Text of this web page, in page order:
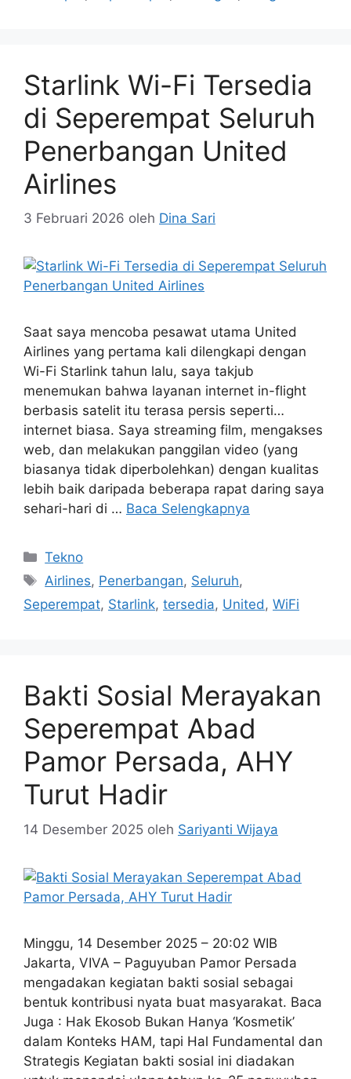
Starlink Wi-Fi Tersedia
di Seperempat Seluruh
Penerbangan United
Airlines
3 Februari 2026 oleh Dina Sari
Saat saya mencoba pesawat utama United
Airlines yang pertama kali dilengkapi dengan
Wi-Fi Starlink tahun lalu, saya takjub
menemukan bahwa layanan internet in-flight
berbasis satelit itu terasa persis seperti…
internet biasa. Saya streaming film, mengakses
web, dan melakukan panggilan video (yang
biasanya tidak diperbolehkan) dengan kualitas
lebih baik daripada beberapa rapat daring saya
sehari-hari di … Baca Selengkapnya
Kategori
Tekno
Tag
Airlines, Penerbangan, Seluruh,
Seperempat, Starlink, tersedia, United, WiFi
Bakti Sosial Merayakan
Seperempat Abad
Pamor Persada, AHY
Turut Hadir
14 Desember 2025 oleh Sariyanti Wijaya
Minggu, 14 Desember 2025 – 20:02 WIB
Jakarta, VIVA – Paguyuban Pamor Persada
mengadakan kegiatan bakti sosial sebagai
bentuk kontribusi nyata buat masyarakat. Baca
Juga : Hak Ekosob Bukan Hanya ‘Kosmetik’
dalam Konteks HAM, tapi Hal Fundamental dan
Strategis Kegiatan bakti sosial ini diadakan